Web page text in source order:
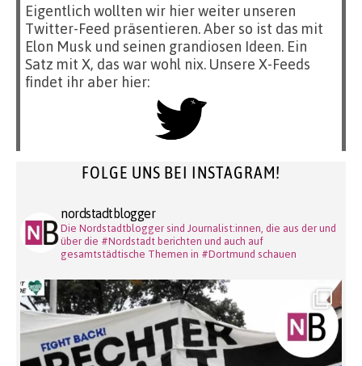
Eigentlich wollten wir hier weiter unseren
Twitter-Feed präsentieren. Aber so ist das mit
Elon Musk und seinen grandiosen Ideen. Ein
Satz mit X, das war wohl nix. Unsere X-Feeds
findet ihr aber hier:
FOLGE UNS BEI INSTAGRAM!
nordstadtblogger
Die Nordstadtblogger sind Journalist:innen, die aus der und
über die #Nordstadt berichten und auch auf
gesamtstädtische Themen in #Dortmund schauen